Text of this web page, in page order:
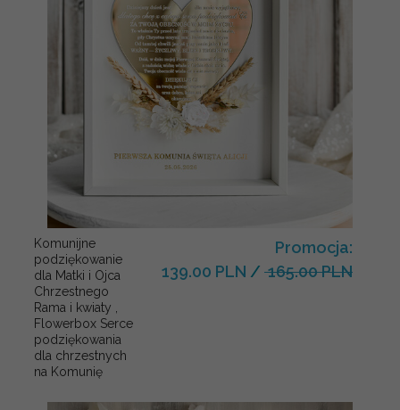
Komunijne
podziękowanie
dla Matki i Ojca
Chrzestnego
Rama i kwiaty ,
Flowerbox Serce
podziękowania
dla chrzestnych
na Komunię
Promocja:
139.00 PLN / 165.00 PLN